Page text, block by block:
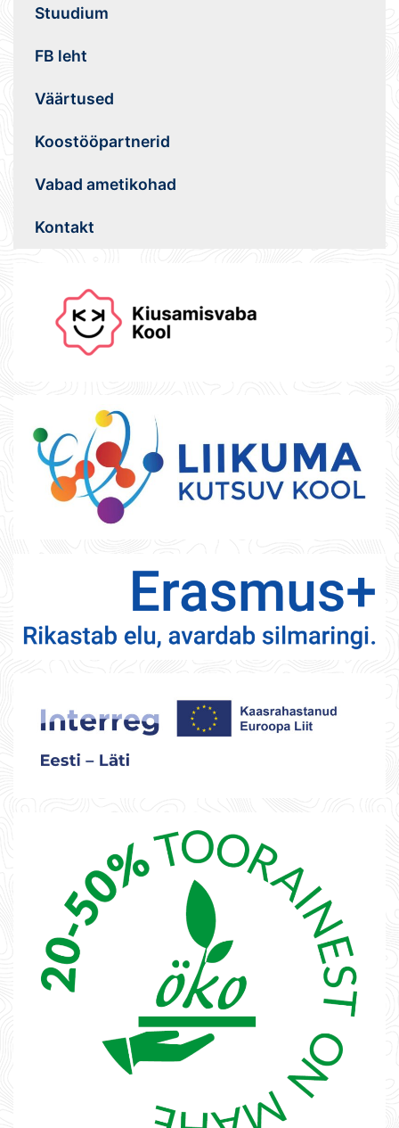
Stuudium
FB leht
Väärtused
Koostööpartnerid
Vabad ametikohad
Kontakt